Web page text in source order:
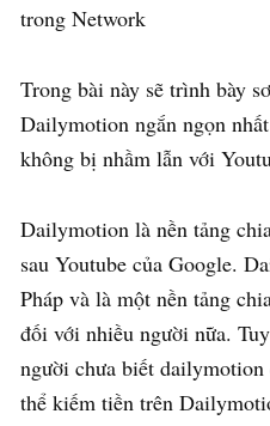
trong Network
Trong bài này sẽ trình bày
Dailymotion ngắn ngọn
không bị nhầm lẫn với
Dailymotion là nền tảng
sau Youtube của Google.
Pháp và là một nền tảng
đối với nhiều người nữa.
người chưa biết
thể kiếm tiền trên